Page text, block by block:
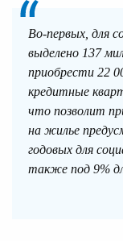
Во-первых, для
выделено 137
приобрести 22
кредитные
что позволит
на жилье
годовых для
также под 9%